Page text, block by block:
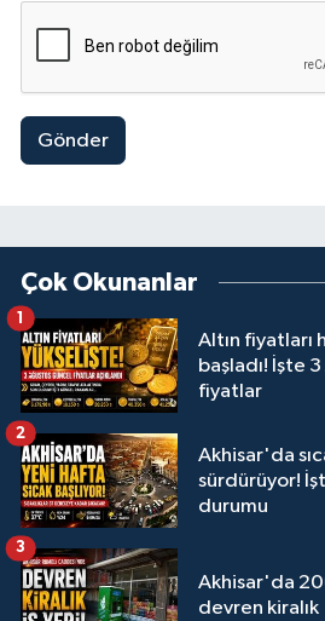
Gönder
Çok Okunanlar
Altın fiyatları
başladı! İşte
fiyatlar
1
Akhisar'da
sürdürüyor!
durumu
2
Akhisar'da
devren kiralık
3